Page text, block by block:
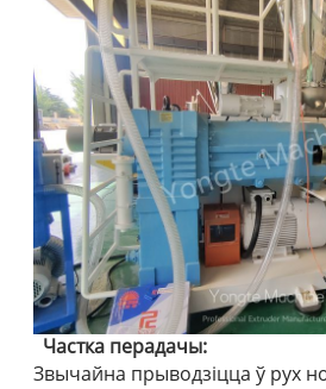
Частка перадачы:
Звычайна прыводзіцца ў рух